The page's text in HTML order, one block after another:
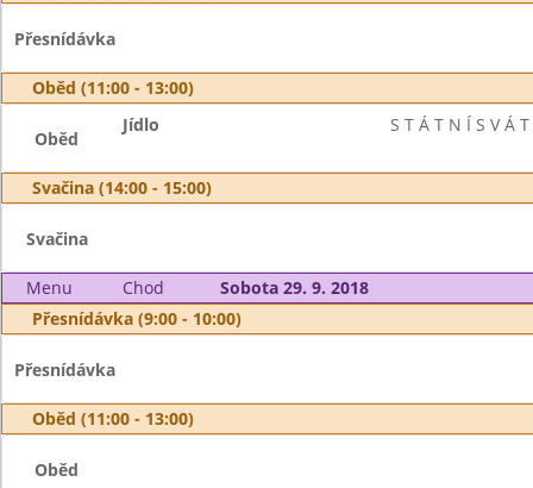
Přesnídávka
Oběd (11:00 - 13:00)
Oběd
Jídlo S T Á T N Í S V Á T
Svačina (14:00 - 15:00)
Svačina
Menu Chod
Sobota 29. 9. 2018
Přesnídávka (9:00 - 10:00)
Přesnídávka
Oběd (11:00 - 13:00)
Oběd